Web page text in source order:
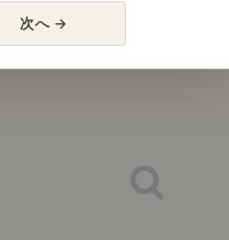
店舗のご案内
次へ →